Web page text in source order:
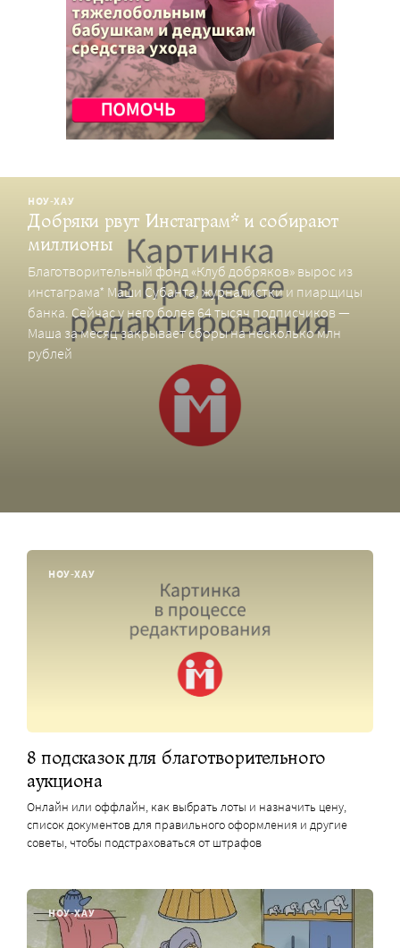
НОУ-ХАУ
Добряки рвут Инстаграм* и собирают
миллионы
Благотворительный фонд «Клуб добряков» вырос из
инстаграма* Маши Субанта, журналистки и пиарщицы
банка. Сейчас у него более 64 тысяч подписчиков —
Маша за месяц закрывает сборы на несколько млн
рублей
НОУ-ХАУ
8 подсказок для благотворительного
аукциона
Онлайн или оффлайн, как выбрать лоты и назначить цену,
список документов для правильного оформления и другие
советы, чтобы подстраховаться от штрафов
НОУ-ХАУ